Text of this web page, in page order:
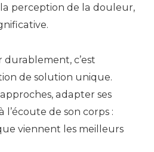
perception de la douleur,
c’est
de solution unique.
adapter ses
l’écoute de son corps :
viennent les meilleurs